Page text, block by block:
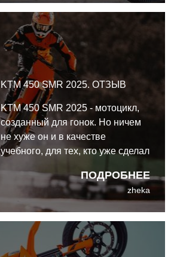
KTM 450 SMR 2025. ОТЗЫВ
ПОДРОБНЕЕ
KTM 450 SMR 2025 - мотоцикл,
созданный для гонок. Но ничем
не хуже он и в качестве
учебного, для тех, кто уже сделал
общем, 450 SMR - это всё и
zheka